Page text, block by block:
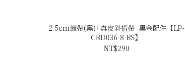
2.5cm織帶(黑)+真皮斜揹帶_黑金配件【LP-
CBD036-8-BS】
NT$290